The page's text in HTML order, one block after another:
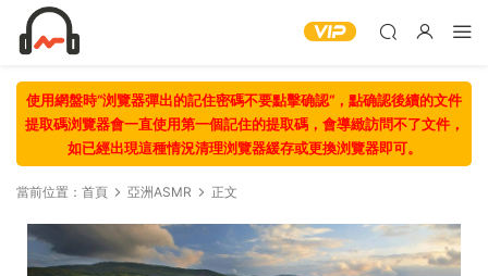
使用網盤時“浏覽器彈出的記住密碼不要點擊确認“，點确認後續的文件
提取碼浏覽器會一直使用第一個記住的提取碼，會導緻訪問不了文件，
如已經出現這種情況清理浏覽器緩存或更換浏覽器即可。
當前位置： 首頁 亞洲ASMR 正文